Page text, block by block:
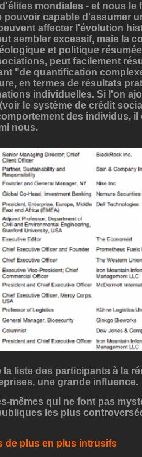
mondiales - et nous le
pouvoir capable d'assumer
affecter l'évolution
sembler excessif, mais la
et politique
peut facilement
"de quantification
en termes de résultats
individuelles. Si l'on
le système de crédit
des individus, il
nous.
la liste des participants à la
une grande influence.
mêmes qui ne font pas
les plus
de plus en plus intrusifs